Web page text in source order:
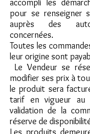
accompli les
pour se renseigner
auprès des
concernées.
Toutes les
leur origine sont
Le Vendeur se
modifier ses prix à
le produit sera
tarif en vigueur au
validation de la
réserve de